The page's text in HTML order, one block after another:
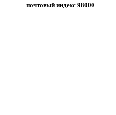
почтовый индекс 98000